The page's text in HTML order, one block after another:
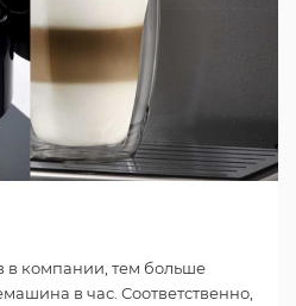
в компании, тем больше
в час. Соответственно,